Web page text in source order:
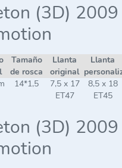
(3D) 2009
Tamaño
de rosca
Llanta
original
Llanta
14*1,5
7,5 x 17
ET47
8,5 x 18
ET45
(3D) 2009